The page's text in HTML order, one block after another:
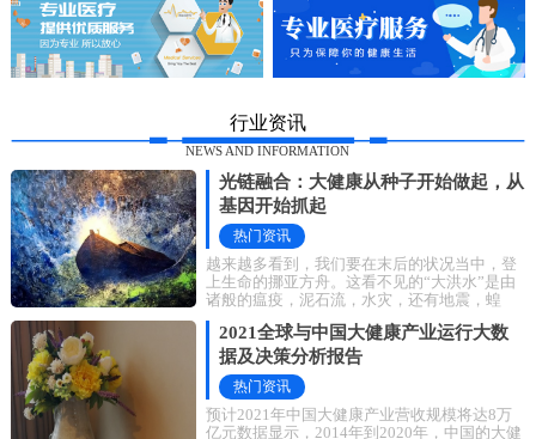
行业资讯
NEWS AND INFORMATION
光链融合：大健康从种子开始做起，从
基因开始抓起
热门资讯
越来越多看到，我们要在末后的状况当中，登
上生命的挪亚方舟。这看不见的“大洪水”是由
诸般的瘟疫，泥石流，水灾，还有地震，蝗
灾、战争等组成的，好像是各种各样的一些潜
2021全球与中国大健康产业运行大数
据及决策分析报告
热门资讯
预计2021年中国大健康产业营收规模将达8万
亿元数据显示，2014年到2020年，中国的大健